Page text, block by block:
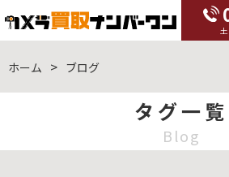
ホーム ブログ
タグ一覧
Blog